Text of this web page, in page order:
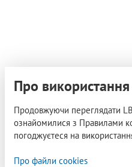
Про
Продовжуючи переглядати
ознайомилися з Правилами
погоджуєтеся на
Про файли cookies